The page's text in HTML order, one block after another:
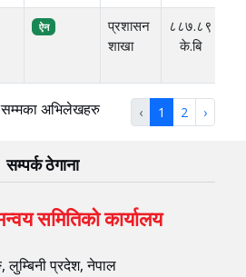
ऐन
प्रशासन
शाखा
८८७.८९
के.बि
सम्मका अभिलेखहरु ‹ 1 2 ›
सम्पर्क ठेगाना
समितिको कार्यालय
लुम्बिनी प्रदेश, नेपाल